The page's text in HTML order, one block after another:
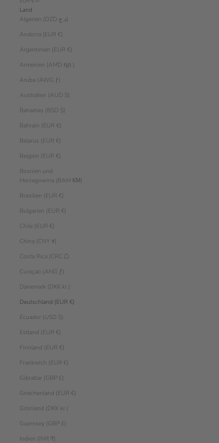
Land
Algerien (DZD د.ج)
Andorra (EUR €)
Argentinien (EUR €)
Armenien (AMD դր.)
Aruba (AWG ƒ)
Australien (AUD $)
Bahamas (BSD $)
Bahrain (EUR €)
Belarus (EUR €)
Belgien (EUR €)
Bosnien und
Herzegowina (BAM КМ)
Brasilien (EUR €)
Bulgarien (EUR €)
Chile (EUR €)
China (CNY ¥)
Costa Rica (CRC ₡)
Curaçao (ANG ƒ)
Dänemark (DKK kr.)
Deutschland (EUR €)
Ecuador (USD $)
Estland (EUR €)
Finnland (EUR €)
Frankreich (EUR €)
Gibraltar (GBP £)
Griechenland (EUR €)
Grönland (DKK kr.)
Guernsey (GBP £)
Indien (INR ₹)